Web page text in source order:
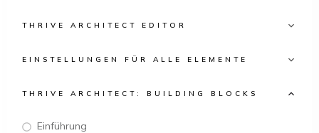
THRIVE ARCHITECT EDITOR
EINSTELLUNGEN FÜR ALLE ELEMENTE
THRIVE ARCHITECT: BUILDING BLOCKS
Einführung